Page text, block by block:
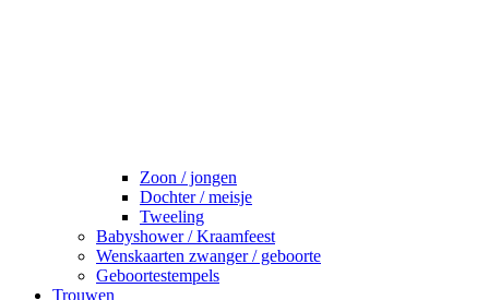
Zoon / jongen
Dochter / meisje
Tweeling
Babyshower / Kraamfeest
Wenskaarten zwanger / geboorte
Geboortestempels
Trouwen